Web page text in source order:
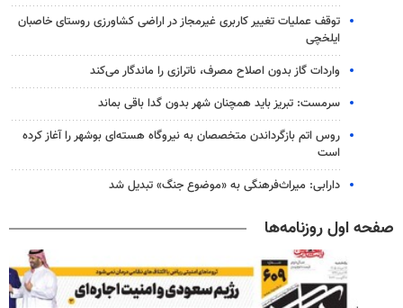
توقف عملیات تغییر کاربری غیرمجاز در اراضی کشاورزی روستای خاصبان
ایلخچی
واردات گاز بدون اصلاح مصرف، ناترازی را ماندگار می‌کند
سرمست: تبریز باید همچنان شهر بدون گدا باقی بماند
روس اتم بازگرداندن متخصصان به نیروگاه هسته‌ای بوشهر را آغاز کرده
است
دارابی: میراث‌فرهنگی به «موضوع جنگ» تبدیل شد
صفحه اول روزنامه‌ها